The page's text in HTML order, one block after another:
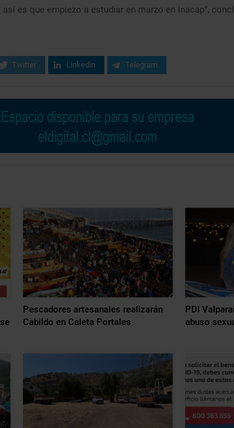
es que empiezo a estudiar en marzo en Inacap”,
Twitter Linkedin Telegram
Pescadores artesanales realizarán
Cabildo en Caleta Portales
PDI
abuso